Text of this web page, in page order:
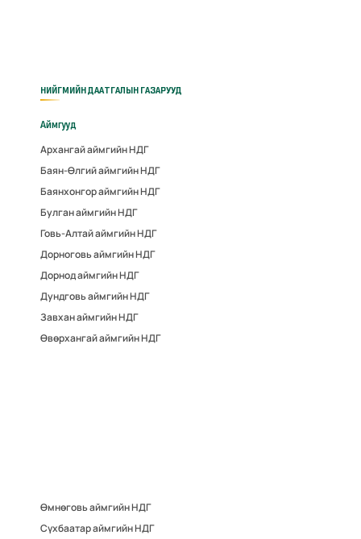
НИЙГМИЙН ДААТГАЛЫН ГАЗАРУУД
Аймгууд
Архангай аймгийн НДГ
Баян-Өлгий аймгийн НДГ
Баянхонгор аймгийн НДГ
Булган аймгийн НДГ
Говь-Алтай аймгийн НДГ
Дорноговь аймгийн НДГ
Дорнод аймгийн НДГ
Дундговь аймгийн НДГ
Завхан аймгийн НДГ
Өвөрхангай аймгийн НДГ
Өмнөговь аймгийн НДГ
Сүхбаатар аймгийн НДГ